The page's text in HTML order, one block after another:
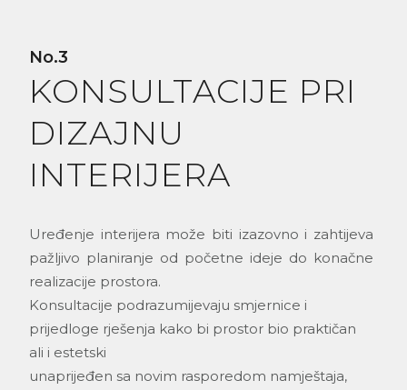
No.3
KONSULTACIJE PRI
DIZAJNU
INTERIJERA
Uređenje interijera može biti izazovno i zahtijeva
pažljivo planiranje od početne ideje do konačne
realizacije prostora.
Konsultacije podrazumijevaju smjernice i
prijedloge rješenja kako bi prostor bio praktičan
ali i estetski
unaprijeđen sa novim rasporedom namještaja,